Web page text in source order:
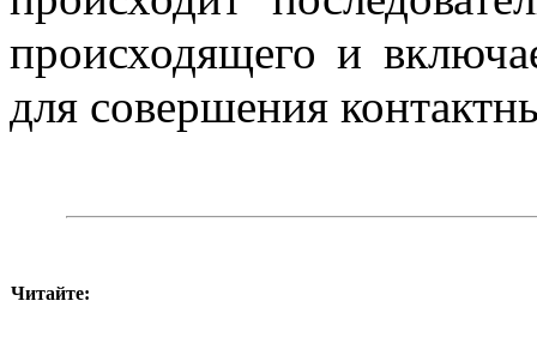
происходящего и
для совершения
Читайте: